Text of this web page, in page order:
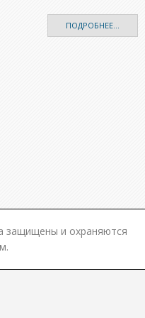
ПОДРОБНЕЕ...
и охраняются